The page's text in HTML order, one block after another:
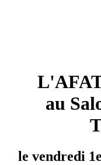
au
le vendredi